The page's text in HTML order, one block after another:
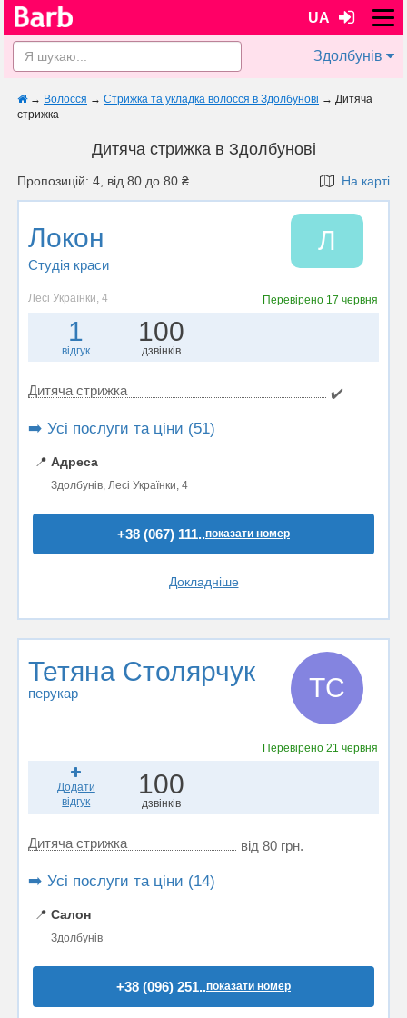
UA
Здолбунів
→ Волосся → Стрижка та укладка волосся в Здолбунові → Дитяча
стрижка
Дитяча стрижка в Здолбунові
Пропозицій: 4, від 80 до 80 ₴ На карті
Локон
Студія краси
Л
Лесі Українки, 4 Перевірено 17 червня
1
відгук
100
дзвінків
Дитяча стрижка ✔️
➡️ Усі послуги та ціни (51)
📍 Адреса
Здолбунів, Лесі Українки, 4
+38 (067) 111..показати номер
Докладніше
Тетяна Столярчук
перукар ТС
Перевірено21 червня
Додати
відгук
100
дзвінків
Дитяча стрижка від 80 грн.
➡️ Усі послуги та ціни (14)
📍 Салон
Здолбунів
+38 (096) 251..показати номер